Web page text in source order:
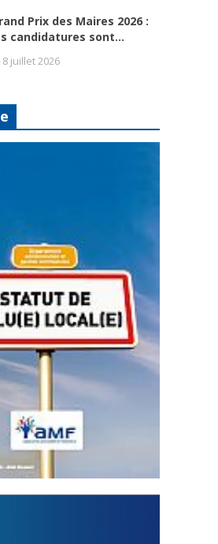
Prix des Maires 2026 :
candidatures sont...
8 juillet 2026
local